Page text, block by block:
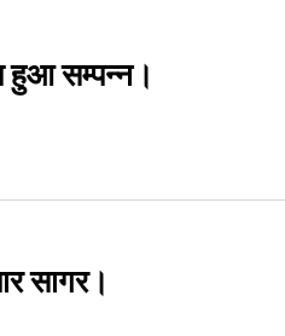
हुआ सम्पन्न।
सागर।